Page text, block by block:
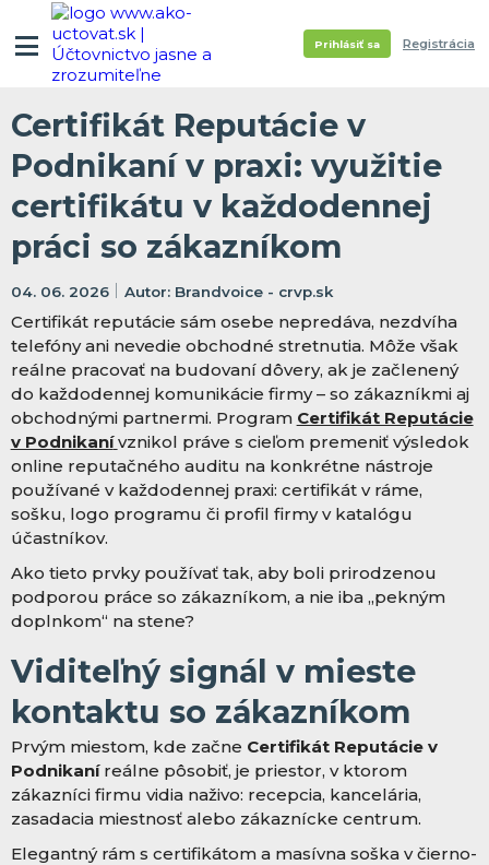
Prihlásiť sa Registrácia
Certifikát Reputácie v
Podnikaní v praxi: využitie
certifikátu v každodennej
práci so zákazníkom
04. 06. 2026 Brandvoice - crvp.sk
Certifikát reputácie sám osebe nepredáva, nezdvíha
telefóny ani nevedie obchodné stretnutia. Môže však
reálne pracovať na budovaní dôvery, ak je začlenený
do každodennej komunikácie firmy – so zákazníkmi aj
obchodnými partnermi. Program Certifikát Reputácie
v Podnikaní vznikol práve s cieľom premeniť výsledok
online reputačného auditu na konkrétne nástroje
používané v každodennej praxi: certifikát v ráme,
sošku, logo programu či profil firmy v katalógu
účastníkov.
Ako tieto prvky používať tak, aby boli prirodzenou
podporou práce so zákazníkom, a nie iba „pekným
doplnkom“ na stene?
Viditeľný signál v mieste
kontaktu so zákazníkom
Prvým miestom, kde začne Certifikát Reputácie v
Podnikaníreálne pôsobiť, je priestor, v ktorom
zákazníci firmu vidia naživo: recepcia, kancelária,
zasadacia miestnosť alebo zákaznícke centrum.
Elegantný rám s certifikátom a masívna soška v čierno-